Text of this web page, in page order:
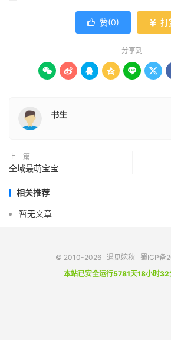
 赞(0)  打
分享到
     
书生
上一篇
全域最萌宝宝
相关推荐
暂无文章
© 2010-2026 遇见婉秋
蜀ICP备
本站已安全运行5781天18小时